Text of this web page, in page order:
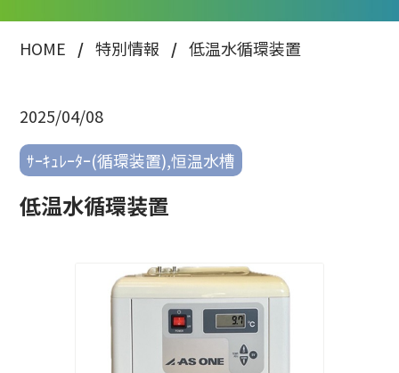
HOME 特別情報 低温水循環装置
2025/04/08
ｻｰｷｭﾚｰﾀｰ(循環装置),恒温水槽
低温水循環装置